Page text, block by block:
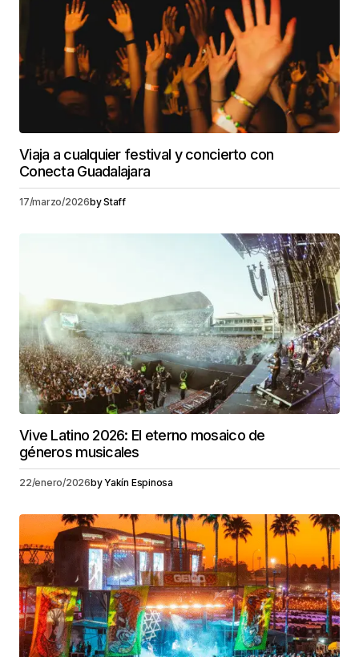
Viaja a cualquier festival y concierto con
Conecta Guadalajara
17/marzo/2026byStaff
Vive Latino 2026: El eterno mosaico de
géneros musicales
22/enero/2026byYakín Espinosa